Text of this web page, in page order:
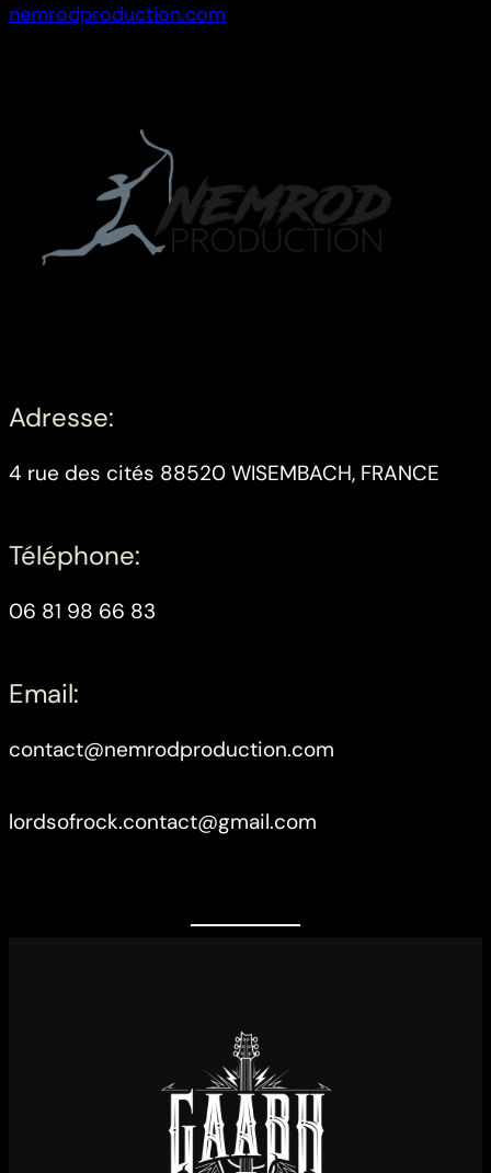
nemrodproduction.com
Adresse:
4 rue des cités 88520 WISEMBACH, FRANCE
Téléphone:
06 81 98 66 83
Email:
contact@nemrodproduction.com
lordsofrock.contact@gmail.com